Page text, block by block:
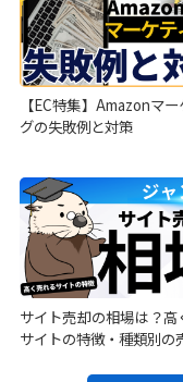
【EC特集】Amazonマ
グの失敗例と対策
サイト売却の相場は？高
サイトの特徴・種類別の